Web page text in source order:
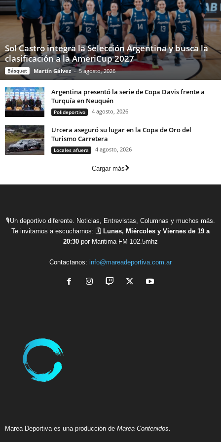
Sol Castro integra la Selección Argentina y busca la
clasificación a la AmeriCup 2027
Básquet Martín Gálvez - 5 agosto, 2026
Argentina presentó la serie de Copa Davis frente a
Turquía en Neuquén
Polideportivo 4 agosto, 2026
Urcera aseguró su lugar en la Copa de Oro del
Turismo Carretera
Locales afuera 4 agosto, 2026
Cargar más
🎙Un deportivo diferente. Noticias, Entrevistas, Columnas y muchos más.
Te invitamos a escucharnos: 🗓 Lunes, Miércoles y Viernes de 19 a
20:30 por Maritima FM 102.5mhz
Contactanos: info@mareadeportiva.com.ar
Marea Deportiva es una producción de Marea Contenidos.